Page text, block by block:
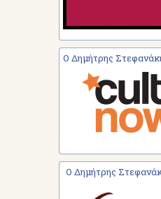
Ο Δημήτρης
Ο Δημήτρης